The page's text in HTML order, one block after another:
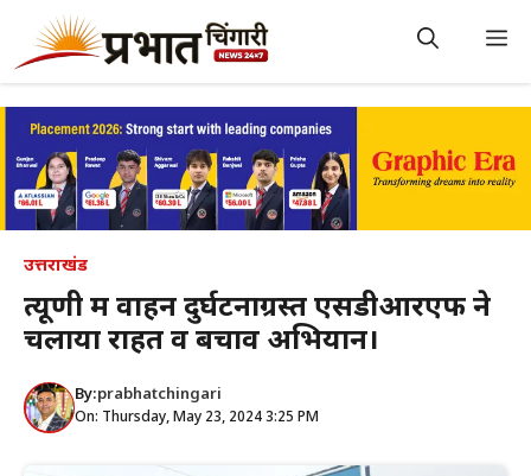
content
उत्तराखंड
त्यूणी में वाहन दुर्घटनाग्रस्त एसडीआरएफ ने
चलाया राहत व बचाव अभियान।
By:prabhatchingari
On: Thursday, May 23, 2024 3:25 PM